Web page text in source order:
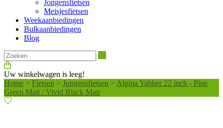
Jongensfietsen
Meisjesfietsen
Weekaanbiedingen
Bulkaanbiedingen
Blog
Uw winkelwagen is leeg!
Home > Fietsen > Jongensfietsen > Alpina Yabber 22 inch - Pine
Green Matt / Vivid Black Matt